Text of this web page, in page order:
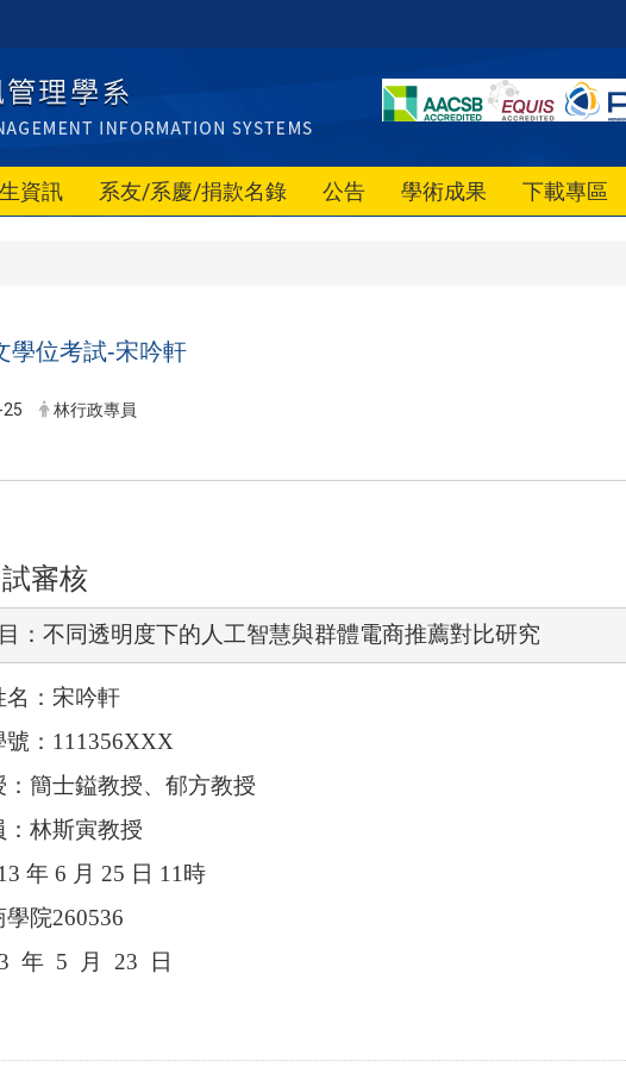
資訊 系友/系慶/捐款名錄 公告 學術成果 下載專區
學位考試-宋吟軒
林行政專員
審核
： 不同透明度下的人工智慧與群體電商推薦對比研究
名：宋吟軒
： 111356XXX
：簡士鎰教授、郁方教授
：林斯寅教授
年 6 月 25 日 11 時
學院260536
年 5 月 23 日